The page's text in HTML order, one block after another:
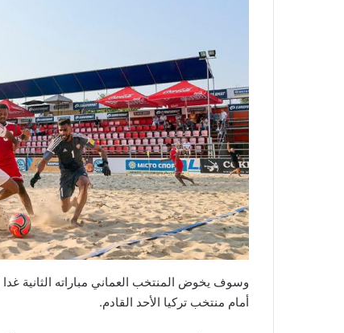
وسوف يخوض المنتخب العماني مباراته الثانية
أمام منتخب تركيا الأحد القادم.